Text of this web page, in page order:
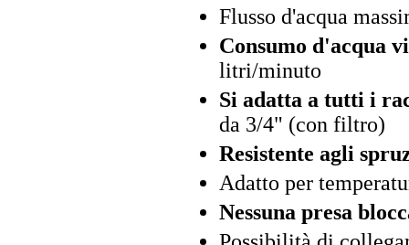
Flusso d'acqua
Consumo d'acqua
litri/minuto
Si adatta a tutti i
da 3/4" (con filtro)
Resistente agli
Adatto per
Nessuna presa